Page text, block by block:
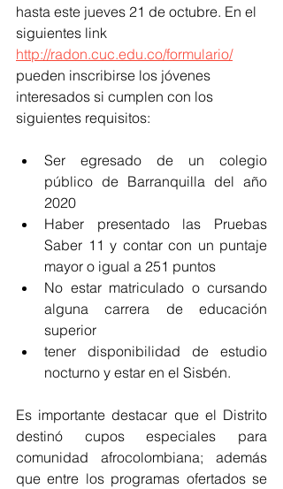
hasta este jueves 21 de octubre. En el
siguientes link
http://radon.cuc.edu.co/formulario/
pueden inscribirse los jóvenes
interesados si cumplen con los
siguientes requisitos:
Ser egresado de un colegio
público de Barranquilla del año
2020
Haber presentado las Pruebas
Saber 11 y contar con un puntaje
mayor o igual a 251 puntos
No estar matriculado o cursando
alguna carrera de educación
superior
tener disponibilidad de estudio
nocturno y estar en el Sisbén.
Es importante destacar que el Distrito
destinó cupos especiales para
comunidad afrocolombiana; además
que entre los programas ofertados se